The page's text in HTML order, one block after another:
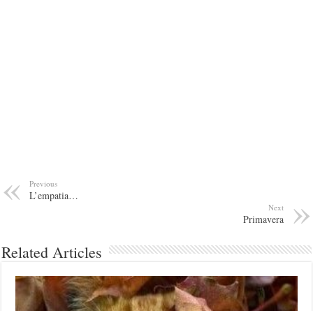
Previous
L’empatia…
Next
Primavera
Related Articles